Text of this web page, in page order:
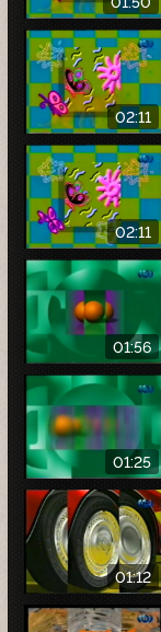
02:11
02:11
01:56
01:25
01:12